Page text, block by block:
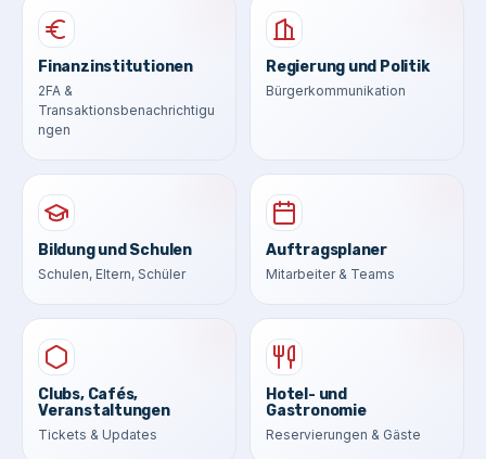
Finanzinstitutionen
2FA &
Transaktionsbenachrichtigu
ngen
Regierung und Politik
Bürgerkommunikation
Bildung und Schulen
Schulen, Eltern, Schüler
Auftragsplaner
Mitarbeiter & Teams
Clubs, Cafés,
Veranstaltungen
Tickets & Updates
Hotel- und
Gastronomie
Reservierungen & Gäste